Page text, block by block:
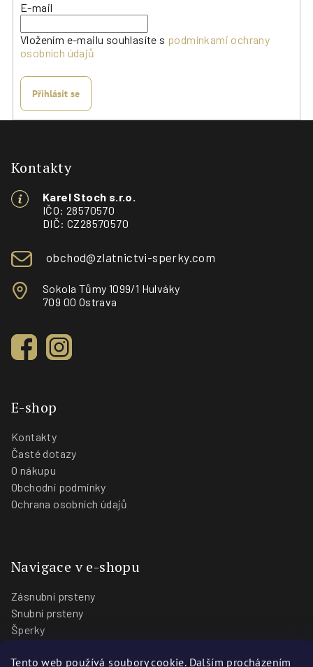
Tento web používá soubory cookie. Dalším procházením
E-mail
Vložením e-mailu souhlasíte s podmínkami ochrany
osobních údajů
Přihlásit se
Kontakty
Karel Stoch s.r.o.
IČO: 28570570
DIČ: CZ28570570
obchod@zlatnictvi-sperky.com
Sokola Tůmy 1099/1 Hulváky
709 00 Ostrava
E-shop
Kontakty
Časté dotazy
O nákupu
Obchodní podmínky
Ochrana osobních údajů
Navigace v e-shopu
Zásnubní prsteny
Snubní prsteny
Šperky
Blog